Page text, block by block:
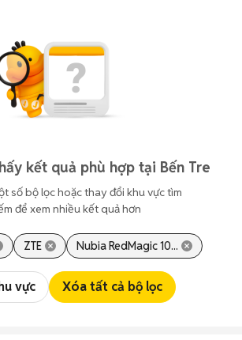
kết quả phù hợp tại Bến Tre
số bộ lọc hoặc thay đổi khu vực tìm
để xem nhiều kết quả hơn
ZTE Nubia RedMagic 10...
vực Xóa tất cả bộ lọc